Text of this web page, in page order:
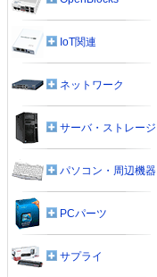
IoT関連
ネットワーク
サーバ・ストレージ
パソコン・周辺機器
PCパーツ
サプライ